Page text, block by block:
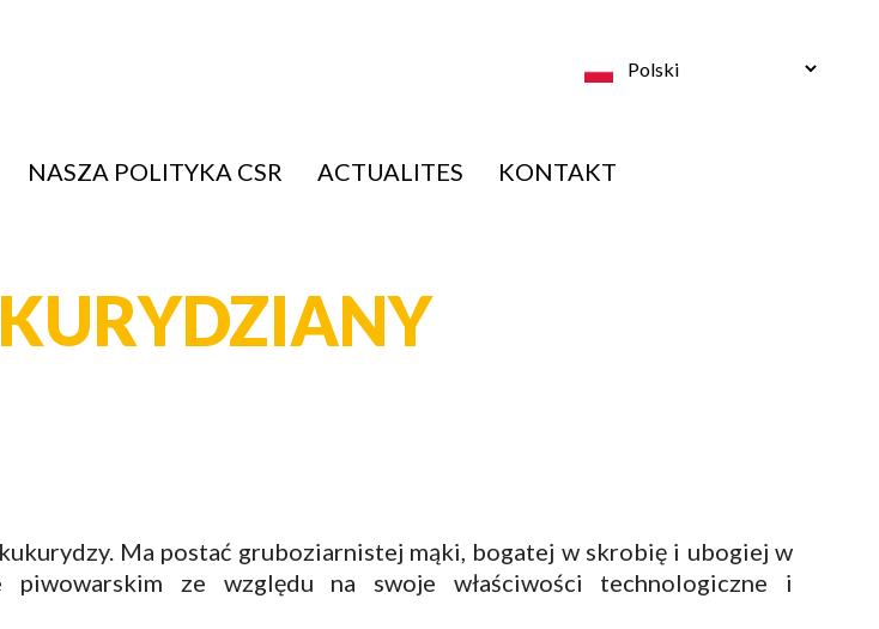
Select
NASZA POLITYKA CSR ACTUALITES KONTAKT
Ma postać gruboziarnistej mąki, bogatej w skrobię i ubogiej w
piwowarskim ze względu na swoje właściwości technologiczne i